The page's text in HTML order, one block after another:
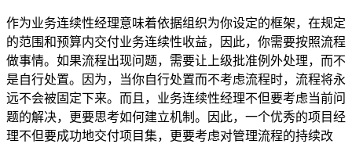
作为业务连续性经理意味着依据组织为你设定的框架，在规定
的范围和预算内交付业务连续性收益，因此，你需要按照流程
做事情。如果流程出现问题，需要让上级批准例外处理，而不
是自行处置。因为，当你自行处置而不考虑流程时，流程将永
远不会被固定下来。而且，业务连续性经理不但要考虑当前问
题的解决，更要思考如何建立机制。因此，一个优秀的项目经
理不但要成功地交付项目集，更要考虑对管理流程的持续改